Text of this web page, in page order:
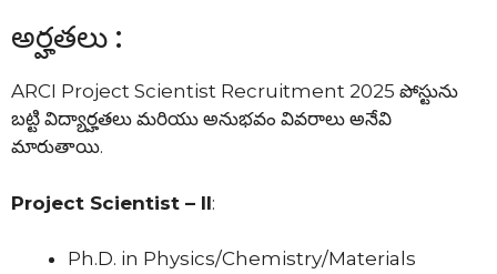
అర్హతలు :
ARCI Project Scientist Recruitment 2025 పోస్టును
బట్టి విద్యార్హతలు మరియు అనుభవం వివరాలు అనేవి
మారుతాయి.
Project Scientist – II:
Ph.D. in Physics/Chemistry/Materials